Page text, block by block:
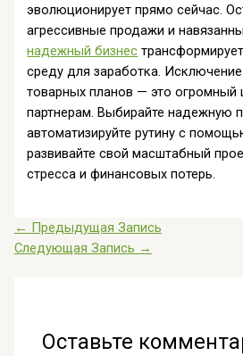
эволюционирует прямо сейчас.
агрессивные продажи и
надежный бизнес
среду для заработка.
товарных планов — это огромный
партнерам. Выбирайте надежную
автоматизируйте рутину с
развивайте свой масштабный
стресса и финансовых потерь.
← Предыдущая Запись
Следующая Запись →
Оставьте